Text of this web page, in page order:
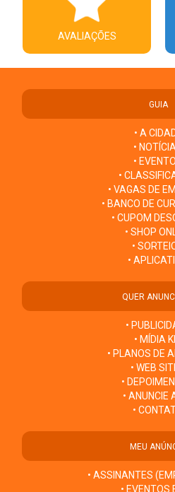
AVALIAÇÕES
GUIA
• A
•
•
•
• VAGAS DE
• BANCO DE
• CUPOM
• SHOP
•
•
QUER
•
• MÍDIA
• PLANOS DE
• WEB
•
• ANUNCIE
•
MEU
• ASSINANTES
• EVENTOS